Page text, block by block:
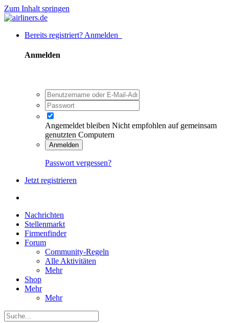
Zum Inhalt springen
Bereits registriert? Anmelden
Anmelden
Angemeldet bleiben Nicht empfohlen auf gemeinsam
genutzten Computern
Anmelden
Passwort vergessen?
Jetzt registrieren
Nachrichten
Stellenmarkt
Firmenfinder
Forum
Community-Regeln
Alle Aktivitäten
Mehr
Shop
Mehr
Mehr